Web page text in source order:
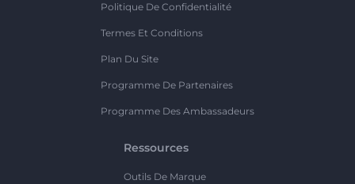
Politique De Confidentialité
Termes Et Conditions
Plan Du Site
Programme De Partenaires
Programme Des Ambassadeurs
Ressources
Outils De Marque